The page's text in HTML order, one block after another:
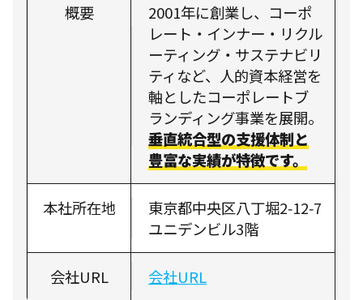
概要
2001年に創業し、コーポ
レート・インナー・リクル
ーティング・サステナビリ
ティなど、人的資本経営を
軸としたコーポレートブ
ランディング事業を展開。
垂直統合型の支援体制と
豊富な実績が特徴です。
本社所在地
東京都中央区八丁堀2‑12‑7
ユニデンビル3階
会社URL 会社URL